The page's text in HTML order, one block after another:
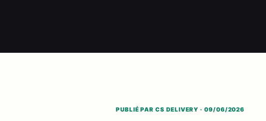
PUBLIÉ PAR CS DELIVERY · 09/06/2026